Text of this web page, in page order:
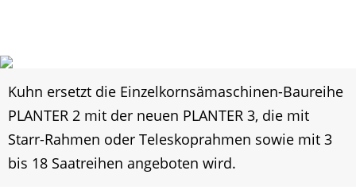
Kuhn ersetzt die Einzelkornsämaschinen-Baureihe
PLANTER 2 mit der neuen PLANTER 3, die mit
Starr-Rahmen oder Teleskoprahmen sowie mit 3
bis 18 Saatreihen angeboten wird.